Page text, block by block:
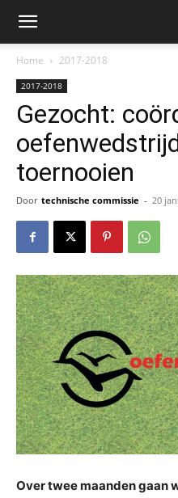
Home 2017-2018
2017-2018
Gezocht:
toernooien
Door technische commissie - 20
Over twee maanden gaan